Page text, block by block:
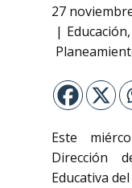
27
Educación,
Este
Dirección
Educativa